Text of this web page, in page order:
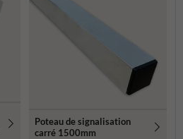
Poteau de signalisation
carré 1500mm